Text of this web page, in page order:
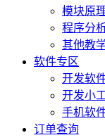
模块原
程序分
其他教
软件专区
开发软
开发小
手机软
订单查询